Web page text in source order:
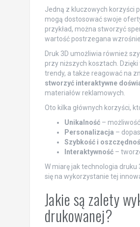
Jedną z kluczowych korzyści
mogą dostosować swoje
przykład, można stworzyć
wartość postrzegana wzrośnie.
Druk 3D umożliwia również
przy niższych kosztach.
trendy, a także reagować na
stworzyć interaktywne
materiałów reklamowych.
Oto kilka głównych korzyści,
Unikalność– możliwość
Personalizacja –
Szybkość i
Interaktywność–
W miarę jak technologia druku
się na wykorzystanie tej
Jakie są zalety
drukowanej?